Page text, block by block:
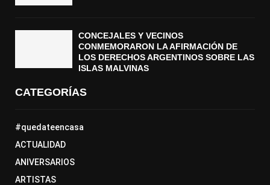
CONCEJALES Y VECINOS
CONMEMORARON LA AFIRMACIÓN DE
LOS DERECHOS ARGENTINOS SOBRE LAS
ISLAS MALVINAS
CATEGORÍAS
#quedateencasa
ACTUALIDAD
ANIVERSARIOS
ARTISTAS